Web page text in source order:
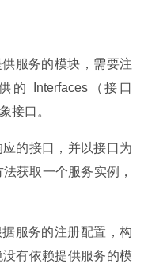
服务的模块，需要注
的 Interfaces（接口
接口。
的接口，并以接口为
获取一个服务实例，
服务的注册配置，构
有依赖提供服务的模